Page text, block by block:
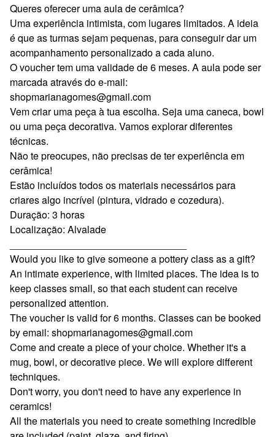
Queres oferecer uma aula de cerâmica?
Uma experiência intimista, com lugares limitados. A ideia
é que as turmas sejam pequenas, para conseguir dar um
acompanhamento personalizado a cada aluno.
O voucher tem uma validade de 6 meses. A aula pode ser
marcada através do e-mail:
shopmarianagomes@gmail.com
Vem criar uma peça à tua escolha. Seja uma caneca, bowl
ou uma peça decorativa. Vamos explorar diferentes
técnicas.
Não te preocupes, não precisas de ter experiência em
cerâmica!
Estão incluídos todos os materiais necessários para
criares algo incrível (pintura, vidrado e cozedura).
Duração: 3 horas
Localização: Alvalade
Would you like to give someone a pottery class as a gift?
An intimate experience, with limited places. The idea is to
keep classes small, so that each student can receive
personalized attention.
The voucher is valid for 6 months. Classes can be booked
by email: shopmarianagomes@gmail.com
Come and create a piece of your choice. Whether it's a
mug, bowl, or decorative piece. We will explore different
techniques.
Don't worry, you don't need to have any experience in
ceramics!
All the materials you need to create something incredible